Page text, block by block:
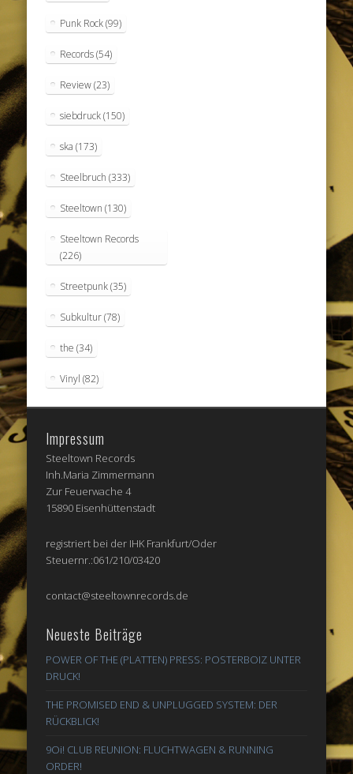
Punk Rock(99)
Records(54)
Review(23)
siebdruck(150)
ska (173)
Steelbruch (333)
Steeltown (130)
Steeltown Records
(226)
Streetpunk(35)
Subkultur(78)
the (34)
Vinyl (82)
Impressum
Steeltown Records
Inh.Maria Zimmermann
Zur Feuerwache 4
15890 Eisenhüttenstadt
registriert bei der IHK Frankfurt/Oder
Steuernr.:061/210/03420
contact@steeltownrecords.de
Neueste Beiträge
POWER OF THE (PLATTEN) PRESS: POSTERBOIZ UNTER
DRUCK!
THE PROMISED END & UNPLUGGED SYSTEM: DER
RÜCKBLICK!
9Oi! CLUB REUNION: FLUCHTWAGEN & RUNNING
ORDER!